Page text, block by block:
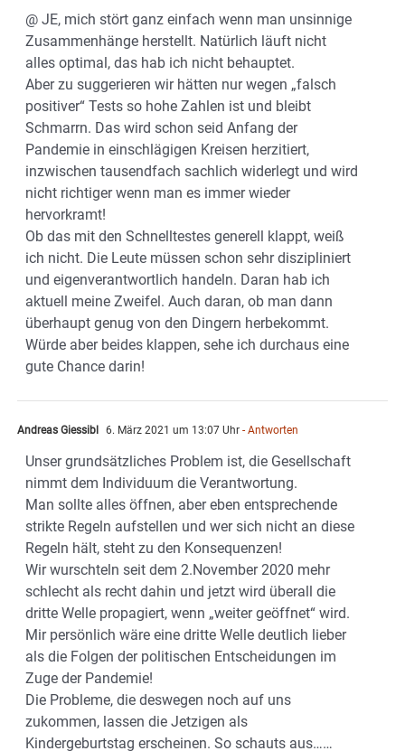
@ JE, mich stört ganz einfach wenn man unsinnige
Zusammenhänge herstellt. Natürlich läuft nicht
alles optimal, das hab ich nicht behauptet.
Aber zu suggerieren wir hätten nur wegen „falsch
positiver“ Tests so hohe Zahlen ist und bleibt
Schmarrn. Das wird schon seid Anfang der
Pandemie in einschlägigen Kreisen herzitiert,
inzwischen tausendfach sachlich widerlegt und wird
nicht richtiger wenn man es immer wieder
hervorkramt!
Ob das mit den Schnelltestes generell klappt, weiß
ich nicht. Die Leute müssen schon sehr diszipliniert
und eigenverantwortlich handeln. Daran hab ich
aktuell meine Zweifel. Auch daran, ob man dann
überhaupt genug von den Dingern herbekommt.
Würde aber beides klappen, sehe ich durchaus eine
gute Chance darin!
Andreas Giessibl 6. März 2021 um 13:07 Uhr - Antworten
Unser grundsätzliches Problem ist, die Gesellschaft
nimmt dem Individuum die Verantwortung.
Man sollte alles öffnen, aber eben entsprechende
strikte Regeln aufstellen und wer sich nicht an diese
Regeln hält, steht zu den Konsequenzen!
Wir wurschteln seit dem 2.November 2020 mehr
schlecht als recht dahin und jetzt wird überall die
dritte Welle propagiert, wenn „weiter geöffnet“ wird.
Mir persönlich wäre eine dritte Welle deutlich lieber
als die Folgen der politischen Entscheidungen im
Zuge der Pandemie!
Die Probleme, die deswegen noch auf uns
zukommen, lassen die Jetzigen als
Kindergeburtstag erscheinen. So schauts aus……